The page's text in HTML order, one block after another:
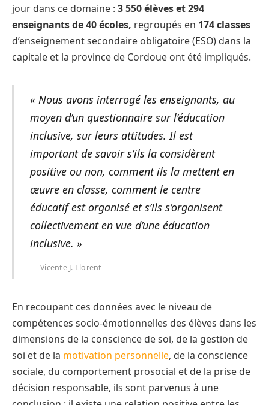
jour dans ce domaine : 3 550 élèves et 294
enseignants de 40 écoles, regroupés en 174 classes
d’enseignement secondaire obligatoire (ESO) dans la
capitale et la province de Cordoue ont été impliqués.
« Nous avons interrogé les enseignants, au
moyen d’un questionnaire sur l’éducation
inclusive, sur leurs attitudes. Il est
important de savoir s’ils la considèrent
positive ou non, comment ils la mettent en
œuvre en classe, comment le centre
éducatif est organisé et s’ils s’organisent
collectivement en vue d’une éducation
inclusive. »
Vicente J. Llorent
En recoupant ces données avec le niveau de
compétences socio-émotionnelles des élèves dans les
dimensions de la conscience de soi, de la gestion de
soi et de la motivation personnelle, de la conscience
sociale, du comportement prosocial et de la prise de
décision responsable, ils sont parvenus à une